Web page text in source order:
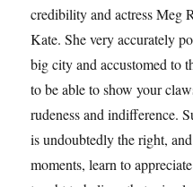
credibility and actress Meg
Kate. She very accurately
big city and accustomed to
to be able to show your
rudeness and indifference.
is undoubtedly the right,
moments, learn to